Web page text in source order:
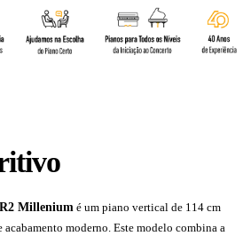
R2 Millenium é um piano vertical de 114 cm
acabamento moderno. Este modelo combina a